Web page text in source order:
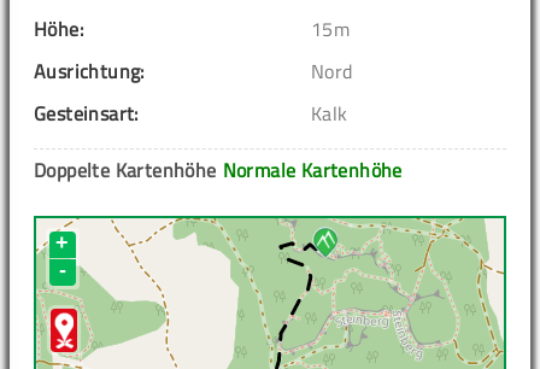
Höhe:
15m
Ausrichtung:
Nord
Gesteinsart:
Kalk
Normale Kartenhöhe
Doppelte Kartenhöhe
+
-